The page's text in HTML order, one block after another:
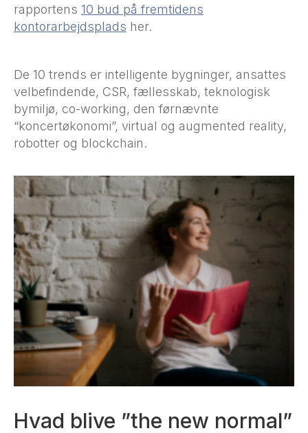
rapportens 10 bud på fremtidens
kontorarbejdsplads her.
De 10 trends er intelligente bygninger, ansattes
velbefindende, CSR, fællesskab, teknologisk
bymiljø, co-working, den førnævnte
“koncertøkonomi”, virtual og augmented reality,
robotter og blockchain.
Hvad blive ”the new normal”